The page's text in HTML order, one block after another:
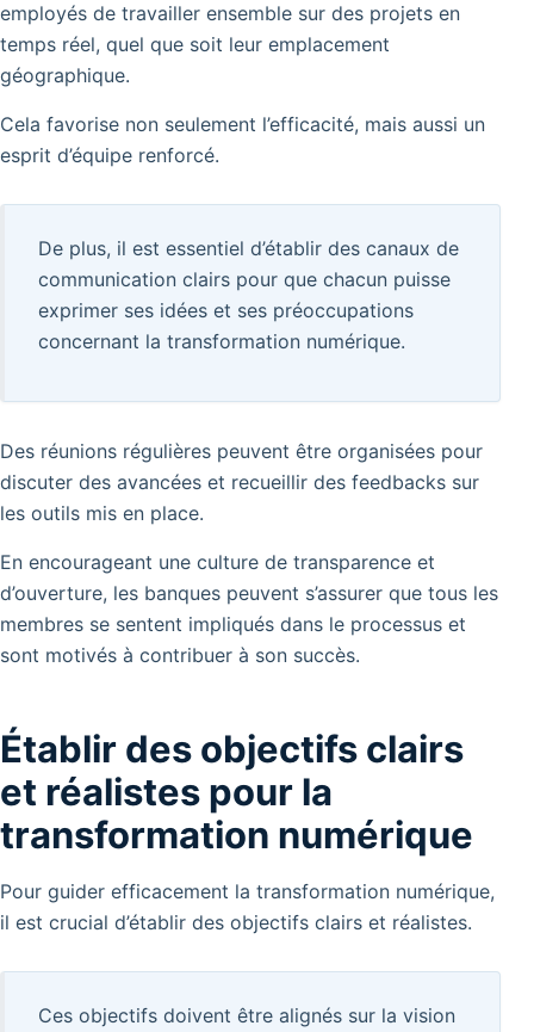
employés de travailler ensemble sur des projets en
temps réel, quel que soit leur emplacement
géographique.
Cela favorise non seulement l’efficacité, mais aussi un
esprit d’équipe renforcé.
De plus, il est essentiel d’établir des canaux de
communication clairs pour que chacun puisse
exprimer ses idées et ses préoccupations
concernant la transformation numérique.
Des réunions régulières peuvent être organisées pour
discuter des avancées et recueillir des feedbacks sur
les outils mis en place.
En encourageant une culture de transparence et
d’ouverture, les banques peuvent s’assurer que tous les
membres se sentent impliqués dans le processus et
sont motivés à contribuer à son succès.
Établir des objectifs clairs
et réalistes pour la
transformation numérique
Pour guider efficacement la transformation numérique,
il est crucial d’établir des objectifs clairs et réalistes.
Ces objectifs doivent être alignés sur la vision